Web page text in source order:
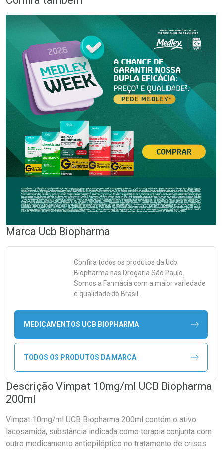
Marca Ucb Biopharma
Confira todos os produtos da Ucb
Biopharma nas Drogaria São Paulo.
Somos a Farmácia com a maior variedade
e qualidade do Brasil.
MEDICAMENTOS UCB BIOPHARMA
TODOS OS PRODUTOS DA MARCA
Descrição Vimpat 10mg/ml UCB Biopharma
200ml
Vimpat 10mg/ml UCB Biopharma 200ml contém o ativo
lacosamida, substância indicada como terapia conjunta com
outro medicamento antiepiléptico no tratamento de crises